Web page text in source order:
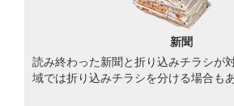
新聞
読み終わった新聞と折り込みチラシが
域では折り込みチラシを分ける場合も